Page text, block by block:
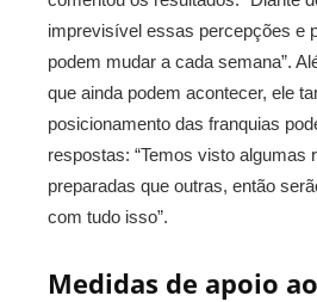
imprevisível essas percepções e
podem mudar a cada semana”.
que ainda podem acontecer, ele
posicionamento das franquias
respostas: “Temos visto algumas
preparadas que outras, então
com tudo isso”.
Medidas de apoio